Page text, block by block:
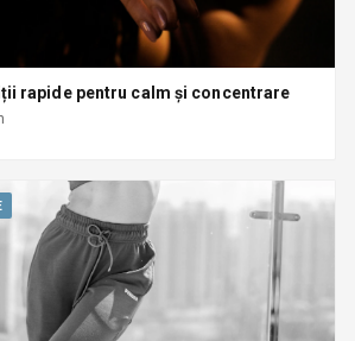
rapide pentru calm și concentrare